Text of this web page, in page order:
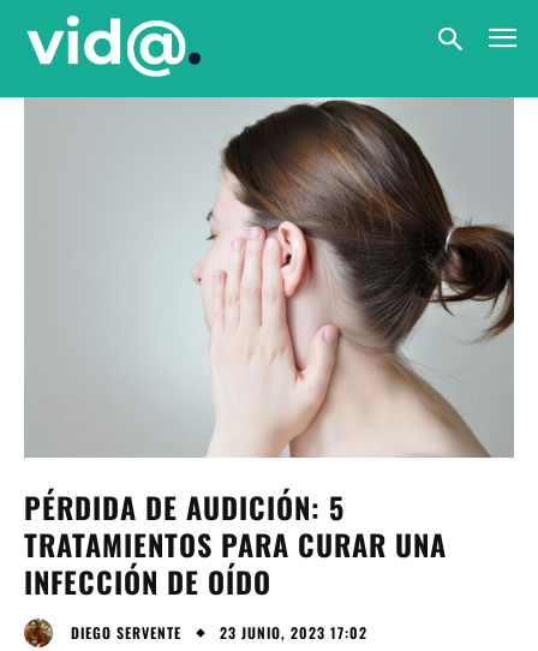
PÉRDIDA DE AUDICIÓN: 5
TRATAMIENTOS PARA CURAR UNA
INFECCIÓN DE OÍDO
DIEGO SERVENTE 23 JUNIO, 2023 17:02